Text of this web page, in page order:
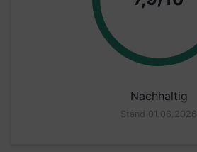
Nachhaltig
Stand 01.06.2026